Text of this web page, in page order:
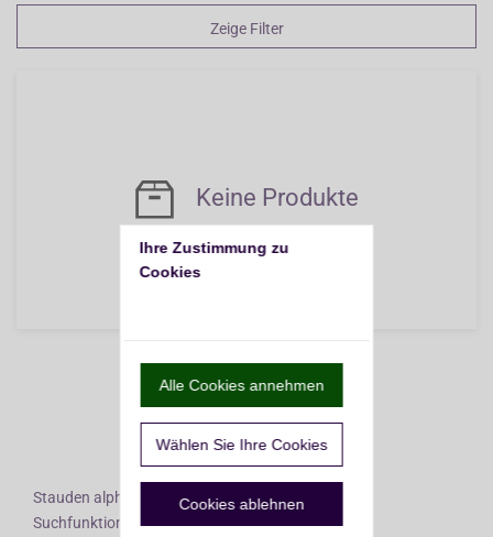
Zeige Filter
Keine Produkte
Nach oben
Stauden alphabetisch
Suchfunktionen
Ihre Zustimmung zu
Cookies
Alle Cookies annehmen
Wählen Sie Ihre Cookies
Cookies ablehnen